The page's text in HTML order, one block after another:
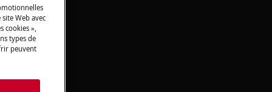
Web avec
cookies »,
types de
peuvent